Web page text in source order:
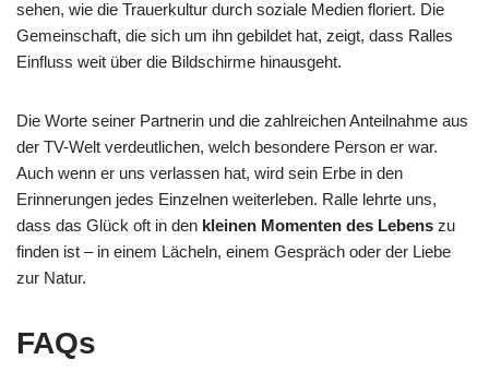
sehen, wie die Trauerkultur durch soziale Medien floriert. Die
Gemeinschaft, die sich um ihn gebildet hat, zeigt, dass Ralles
Einfluss weit über die Bildschirme hinausgeht.
Die Worte seiner Partnerin und die zahlreichen Anteilnahme aus
der TV-Welt verdeutlichen, welch besondere Person er war.
Auch wenn er uns verlassen hat, wird sein Erbe in den
Erinnerungen jedes Einzelnen weiterleben. Ralle lehrte uns,
dass das Glück oft in den kleinen Momenten des Lebens zu
finden ist – in einem Lächeln, einem Gespräch oder der Liebe
zur Natur.
FAQs